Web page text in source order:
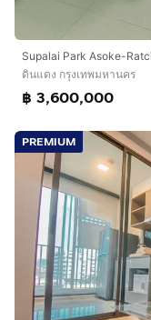
Supalai Park Asoke-
ดินแดง กรุงเทพมหานคร
฿ 3,600,000
PREMIUM